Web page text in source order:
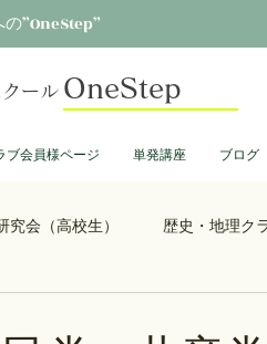
”OneStep”
ール OneStep
ブ会員様ページ 単発講座 ブログ
究会（高校生） 歴史・地理ク